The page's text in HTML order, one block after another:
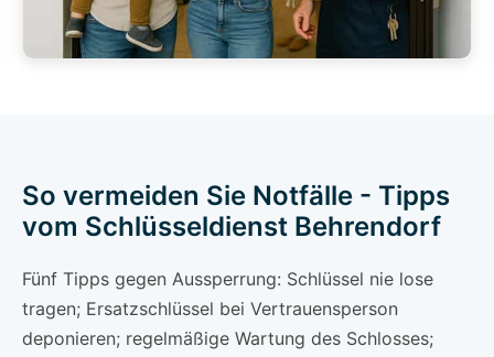
So vermeiden Sie Notfälle - Tipps
vom Schlüsseldienst Behrendorf
Fünf Tipps gegen Aussperrung: Schlüssel nie lose
tragen; Ersatzschlüssel bei Vertrauensperson
deponieren; regelmäßige Wartung des Schlosses;